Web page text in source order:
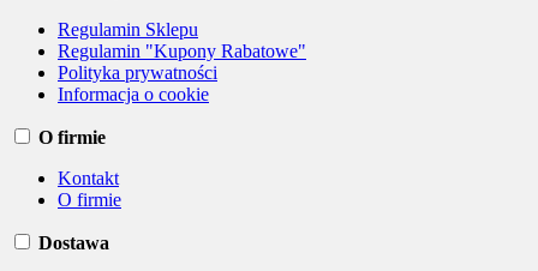
Regulamin Sklepu
Regulamin "Kupony Rabatowe"
Polityka prywatności
Informacja o cookie
O firmie
Kontakt
O firmie
Dostawa